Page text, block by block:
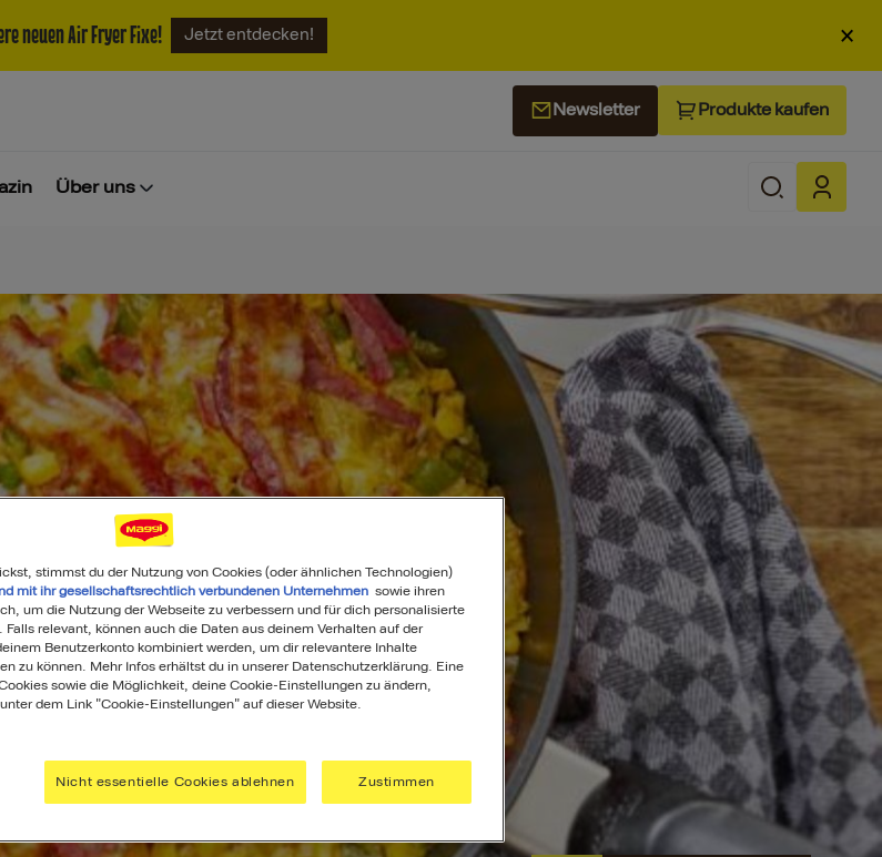
neuen Air Fryer Fixe! Jetzt entdecken! ×
Newsletter Produkte kaufen
Über uns
stimmst du der Nutzung von Cookies (oder ähnlichen Technologien)
mit ihr gesellschaftsrechtlich verbundenen Unternehmen sowie ihren
um die Nutzung der Webseite zu verbessern und für dich personalisierte
Falls relevant, können auch die Daten aus deinem Verhalten auf der
Benutzerkonto kombiniert werden, um dir relevantere Inhalte
zu können. Mehr Infos erhältst du in unserer Datenschutzerklärung. Eine
sowie die Möglichkeit, deine Cookie-Einstellungen zu ändern,
dem Link "Cookie-Einstellungen" auf dieser Website.
Nicht essentielle Cookies ablehnen Zustimmen